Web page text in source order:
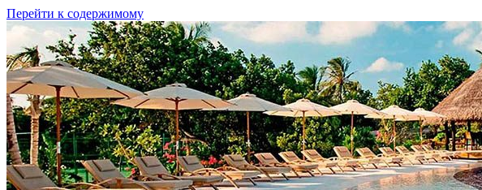
Перейти к содержимому